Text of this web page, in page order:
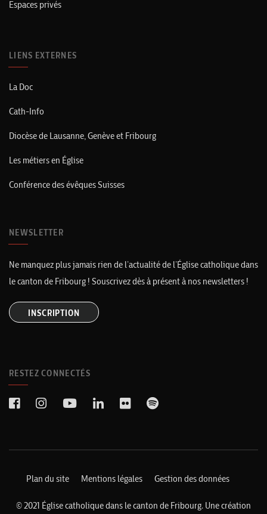
Espaces privés
LIENS EXTERNES
La Doc
Cath-Info
Diocèse de Lausanne, Genève et Fribourg
Les métiers en Église
Conférence des évêques Suisses
NEWSLETTER
Ne manquez plus jamais rien de l’actualité de l’Église catholique dans
le canton de Fribourg ! Souscrivez dès à présent à nos newsletters !
INSCRIPTION
RESTEZ CONNECTÉS
Plan du site Mentions légales Gestion des données
© 2021 Église catholique dans le canton de Fribourg. Une création